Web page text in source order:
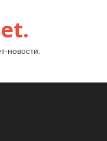
новости.